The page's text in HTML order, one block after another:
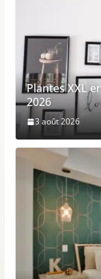
Plantes XXL
2026
3 août 2026